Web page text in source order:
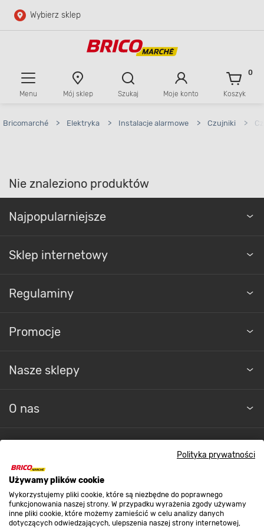
Polityka prywatności
Używamy plików cookie
Wykorzystujemy pliki cookie, które są niezbędne do poprawnego
funkcjonowania naszej strony. W przypadku wyrażenia zgody używamy
inne pliki cookie, które możemy zamieścić w celu analizy danych
dotyczących odwiedzających, ulepszenia naszej strony internetowej,
Przejdź do głównej zawartości
Wybierz sklep
Menu Mój sklep Szukaj Moje konto Koszyk
0
Bricomarché > Elektryka > Instalacje alarmowe > Czujniki >
Nie znaleziono produktów
Najpopularniejsze
Sklep internetowy
Regulaminy
Promocje
Nasze sklepy
O nas
Strefa biznesu